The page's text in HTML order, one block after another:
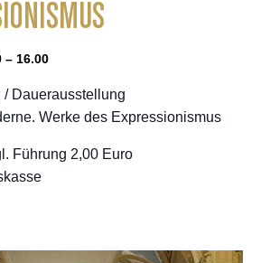
– 16.00
Dauerausstellung
Werke des Expressionismus
Führung 2,00 Euro